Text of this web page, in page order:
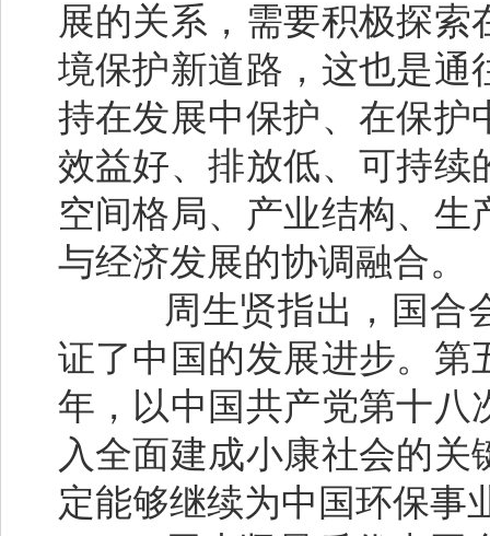
展的关系，需要积极探
境保护新道路，这也是通
持在发展中保护、在保护
效益好、排放低、可持续
空间格局、产业结构、
与经济发展的协调融合。
周生贤指出，国合会
证了中国的发展进步。第
年，以中国共产党第十八
入全面建成小康社会的
定能够继续为中国环保事